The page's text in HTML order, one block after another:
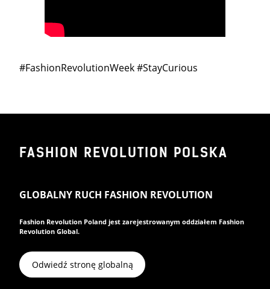
#FashionRevolutionWeek #StayCurious
FASHION REVOLUTION POLSKA
GLOBALNY RUCH FASHION REVOLUTION
Fashion Revolution Poland jest zarejestrowanym oddziałem Fashion
Revolution Global.
Odwiedź stronę globalną